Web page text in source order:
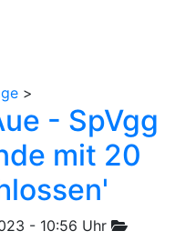
>
- SpVgg
mit 20
- 10:56 Uhr